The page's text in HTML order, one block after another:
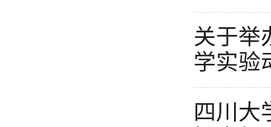
关于举
学实验
四川大